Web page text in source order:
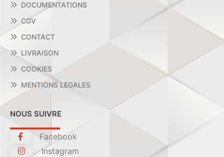
DOCUMENTATIONS
CGV
CONTACT
LIVRAISON
COOKIES
MENTIONS LEGALES
NOUS SUIVRE
Facebook
Instagram